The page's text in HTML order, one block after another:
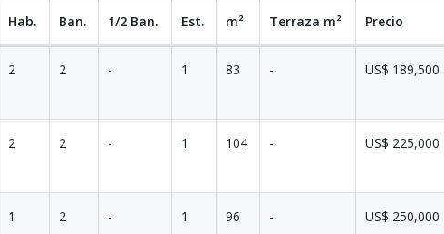
Hab. Ban. 1/2 Ban. Est. m² Terraza m² Precio
2 2 - 1 83 - US$ 189,500
2 2 - 1 104 - US$ 225,000
1 2 - 1 96 - US$ 250,000